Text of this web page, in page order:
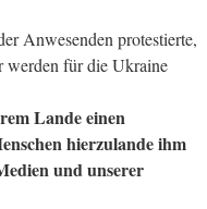
Anwesenden protestierte,
werden für die Ukraine
Lande einen
hierzulande ihm
und unserer